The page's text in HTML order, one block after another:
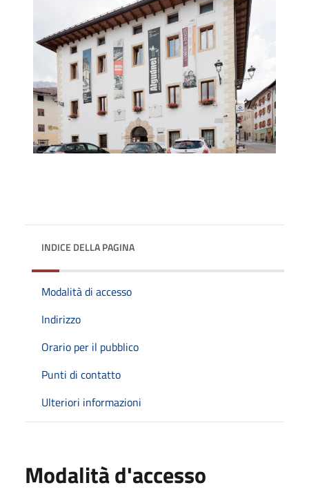
INDICE DELLA PAGINA
Modalità di accesso
Indirizzo
Orario per il pubblico
Punti di contatto
Ulteriori informazioni
Modalità d'accesso